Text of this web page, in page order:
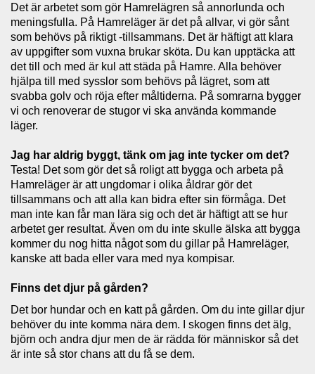
Det är arbetet som gör Hamrelägren så annorlunda och
meningsfulla. På Hamreläger är det på allvar, vi gör sånt
som behövs på riktigt -tillsammans. Det är häftigt att klara
av uppgifter som vuxna brukar sköta. Du kan upptäcka att
det till och med är kul att städa på Hamre. Alla behöver
hjälpa till med sysslor som behövs på lägret, som att
svabba golv och röja efter måltiderna. På somrarna bygger
vi och renoverar de stugor vi ska använda kommande
läger.
Jag har aldrig byggt, tänk om jag inte tycker om det?
Testa! Det som gör det så roligt att bygga och arbeta på
Hamreläger är att ungdomar i olika åldrar gör det
tillsammans och att alla kan bidra efter sin förmåga. Det
man inte kan får man lära sig och det är häftigt att se hur
arbetet ger resultat. Även om du inte skulle älska att bygga
kommer du nog hitta något som du gillar på Hamreläger,
kanske att bada eller vara med nya kompisar.
Finns det djur på gården?
Det bor hundar och en katt på gården. Om du inte gillar djur
behöver du inte komma nära dem. I skogen finns det älg,
björn och andra djur men de är rädda för människor så det
är inte så stor chans att du få se dem.